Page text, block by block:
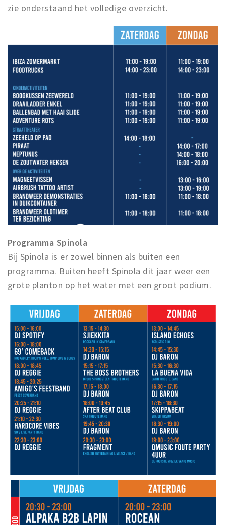
zie onderstaand het volledige overzicht.
Programma Spinola
Bij Spinola is er zowel binnen als buiten een
programma. Buiten heeft Spinola dit jaar weer een
grote planton op het water met een groot podium.